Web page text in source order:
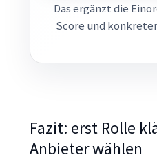
Das ergänzt die
Score und
Fazit: erst Rolle
Anbieter wählen